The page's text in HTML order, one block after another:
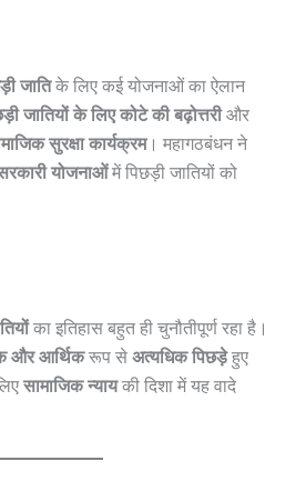
जातिके लिए कई योजनाओं का ऐलान
जातियों के लिए कोटे की बढ़ोत्तरीऔर
सुरक्षा कार्यक्रम। महागठबंधन ने
योजनाओंमें पिछड़ी जातियों को
का इतिहास बहुत ही चुनौतीपूर्ण रहा है।
और आर्थिकरूप से अत्यधिक पिछड़ेहुए
सामाजिक न्यायकी दिशा में यह वादे